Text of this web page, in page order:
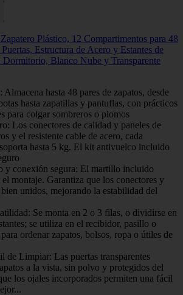
Plástico, 12 Compartimentos para 48
Estructura de Acero y Estantes de
Dormitorio, Blanco Nube y Transparente
Almacena hasta 48 pares de zapatos, desde
hasta zapatillas y pantuflas, con prácticos
para colgar sombreros o plomos
Los conectores de calidad y paneles de
y el resistente cable de acero, cada
hasta 5 kg. El kit antivuelco incluido
y conexión segura: El martillo incluido
montaje. Garantiza que los conectores y
bien unidos, mejorando la estabilidad del
Se monta en 2 o 3 filas, o dividirse en
se utiliza en el recibidor, pasillo o
ordenar zapatos, bolsos, ropa o útiles de
de Limpiar: Las puertas transparentes
a la vista, sin polvo y protegidos del
los ojales incorporados permiten una fácil